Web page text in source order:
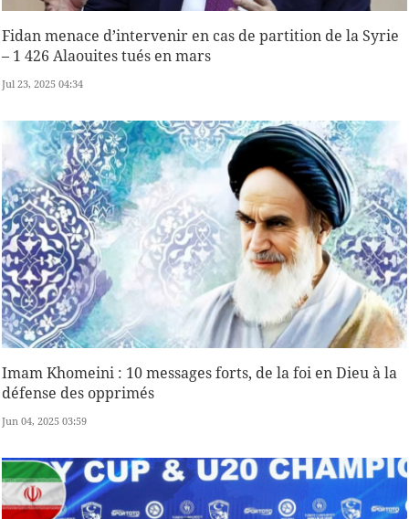
Fidan menace d’intervenir en cas de partition de la Syrie
– 1 426 Alaouites tués en mars
Jul 23, 2025 04:34
Imam Khomeini : 10 messages forts, de la foi en Dieu à la
défense des opprimés
Jun 04, 2025 03:59